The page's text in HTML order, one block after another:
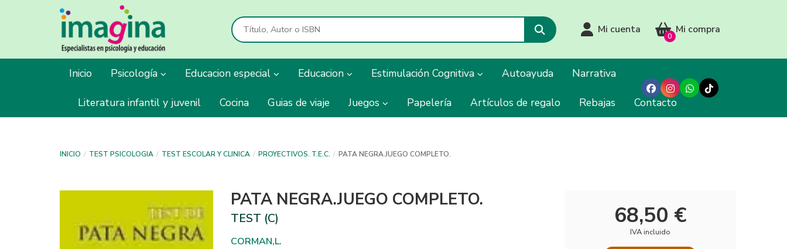
Mi cuenta Mi compra
0
Inicio Psicología Educacion especial Educacion Estimulación Cognitiva Autoayuda Narrativa
Literatura infantil y juvenil Cocina Guias de viaje Juegos Papelería Artículos de regalo Rebajas Contacto
INICIO TEST PSICOLOGIA TEST ESCOLAR Y CLINICA PROYECTIVOS. T.E.C. PATA NEGRA.JUEGO COMPLETO.
PATA NEGRA.JUEGO COMPLETO.
TEST (C)
CORMAN,L.
68,50 €
IVA incluido